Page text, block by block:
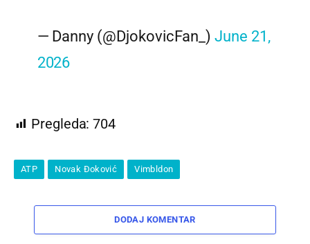
— Danny (@DjokovicFan_)June 21,
2026
Pregleda: 704
ATP Novak Đoković Vimbldon
DODAJ KOMENTAR